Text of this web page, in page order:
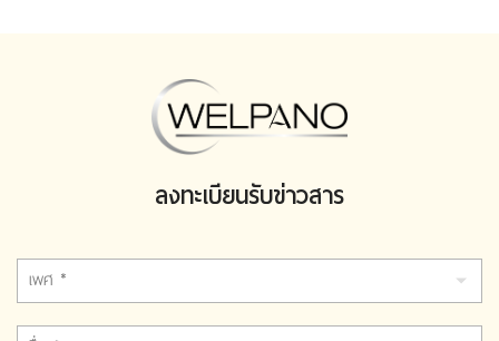
ลงทะเบียนรับข่าวสาร